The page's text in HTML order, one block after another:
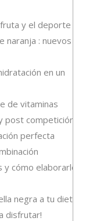
y el deporte
naranja : nuevos
en un
de vitaminas
post competición
perfecta
cómo elaborarlo
negra a tu dieta
disfrutar!